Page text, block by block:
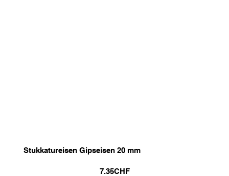
Stukkatureisen Gipseisen 20 mm
7.35CHF